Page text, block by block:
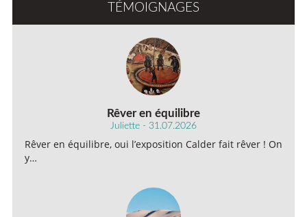
TÉMOIGNAGES
Rêver en équilibre
Juliette - 31.07.2026
Rêver en équilibre, oui l’exposition Calder fait rêver ! On
y…